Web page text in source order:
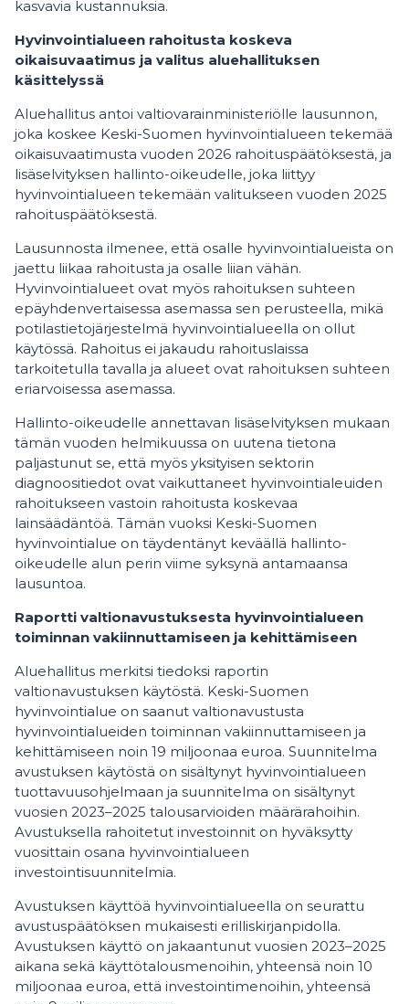
kasvavia kustannuksia.
Hyvinvointialueen rahoitusta koskeva
oikaisuvaatimus ja valitus aluehallituksen
käsittelyssä
Aluehallitus antoi valtiovarainministeriölle lausunnon,
joka koskee Keski-Suomen hyvinvointialueen tekemää
oikaisuvaatimusta vuoden 2026 rahoituspäätöksestä, ja
lisäselvityksen hallinto-oikeudelle, joka liittyy
hyvinvointialueen tekemään valitukseen vuoden 2025
rahoituspäätöksestä.
Lausunnosta ilmenee, että osalle hyvinvointialueista on
jaettu liikaa rahoitusta ja osalle liian vähän.
Hyvinvointialueet ovat myös rahoituksen suhteen
epäyhdenvertaisessa asemassa sen perusteella, mikä
potilastietojärjestelmä hyvinvointialueella on ollut
käytössä. Rahoitus ei jakaudu rahoituslaissa
tarkoitetulla tavalla ja alueet ovat rahoituksen suhteen
eriarvoisessa asemassa.
Hallinto-oikeudelle annettavan lisäselvityksen mukaan
tämän vuoden helmikuussa on uutena tietona
paljastunut se, että myös yksityisen sektorin
diagnoositiedot ovat vaikuttaneet hyvinvointialeuiden
rahoitukseen vastoin rahoitusta koskevaa
lainsäädäntöä. Tämän vuoksi Keski-Suomen
hyvinvointialue on täydentänyt keväällä hallinto-
oikeudelle alun perin viime syksynä antamaansa
lausuntoa.
Raportti valtionavustuksesta hyvinvointialueen
toiminnan vakiinnuttamiseen ja kehittämiseen
Aluehallitus merkitsi tiedoksi raportin
valtionavustuksen käytöstä. Keski-Suomen
hyvinvointialue on saanut valtionavustusta
hyvinvointialueiden toiminnan vakiinnuttamiseen ja
kehittämiseen noin 19 miljoonaa euroa. Suunnitelma
avustuksen käytöstä on sisältynyt hyvinvointialueen
tuottavuusohjelmaan ja suunnitelma on sisältynyt
vuosien 2023–2025 talousarvioiden määrärahoihin.
Avustuksella rahoitetut investoinnit on hyväksytty
vuosittain osana hyvinvointialueen
investointisuunnitelmia.
Avustuksen käyttöä hyvinvointialueella on seurattu
avustuspäätöksen mukaisesti erilliskirjanpidolla.
Avustuksen käyttö on jakaantunut vuosien 2023–2025
aikana sekä käyttötalousmenoihin, yhteensä noin 10
miljoonaa euroa, että investointimenoihin, yhteensä